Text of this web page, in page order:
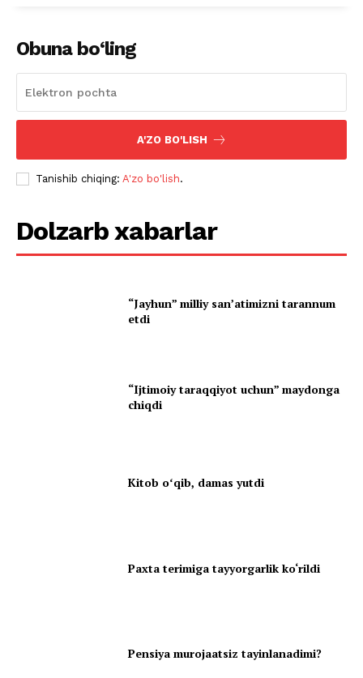
Obuna bo‘ling
A'ZO BO'LISH
Tanishib chiqing: A'zo bo'lish.
Dolzarb xabarlar
“Jayhun” milliy san’atimizni tarannum
etdi
“Ijtimoiy taraqqiyot uchun” maydonga
chiqdi
Kitob oʻqib, damas yutdi
Paxta terimiga tayyorgarlik ko‘rildi
Pensiya murojaatsiz tayinlanadimi?